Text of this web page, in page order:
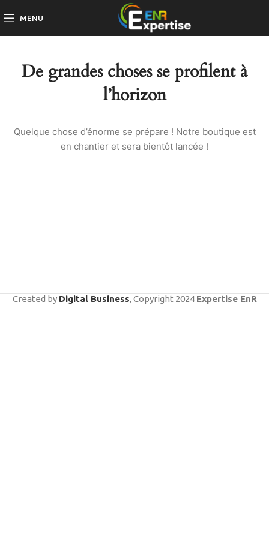
MENU
De grandes choses se profilent à
l’horizon
Quelque chose d’énorme se prépare ! Notre boutique est
en chantier et sera bientôt lancée !
Created by Digital Business, Copyright 2024 Expertise EnR